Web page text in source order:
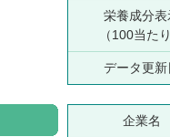
栄養成分表
（100当た
データ更新
企業名